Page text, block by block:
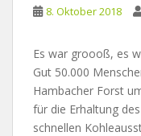
8. Oktober 2018
Es war groooß, es
Gut 50.000
Hambacher Forst
für die Erhaltung
schnellen